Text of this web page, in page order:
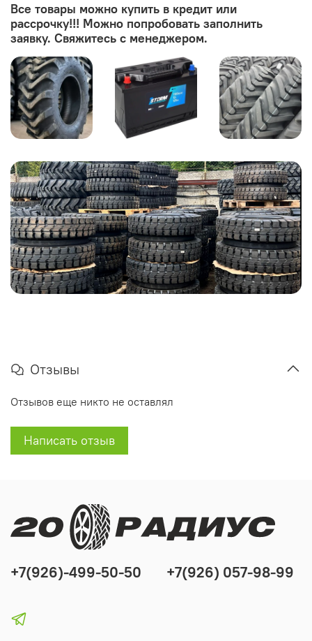
Все товары можно купить в кредит или
рассрочку!!! Можно попробовать заполнить
заявку. Свяжитесь с менеджером.
Отзывы
Отзывов еще никто не оставлял
Написать отзыв
+7(926)-499-50-50 +7(926) 057-98-99